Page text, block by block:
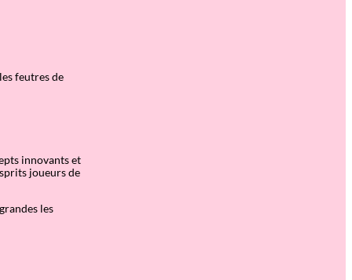
feutres de
innovants et
joueurs de
les